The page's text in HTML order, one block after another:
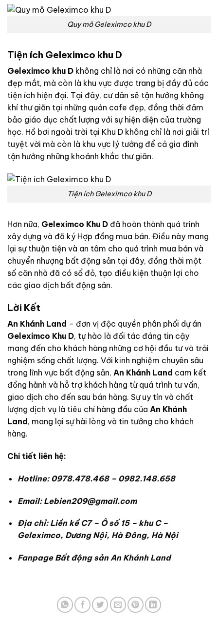
Quy mô Geleximco khu D
Tiện ích Geleximco khu D
Geleximco khu D không chỉ là nơi có những căn nhà
đẹp mắt, mà còn là khu vực được trang bị đầy đủ các
tiện ích hiện đại. Tại đây, cư dân sẽ tận hưởng không
khí thư giãn tại những quán cafe đẹp, đồng thời đảm
bảo giáo dục chất lượng với sự hiện diện của trường
học. Hồ bơi ngoài trời tại Khu D không chỉ là nơi giải trí
tuyệt vời mà còn là khu vực lý tưởng để cả gia đình
tận hưởng những khoảnh khắc thư giãn.
Tiện ích Geleximco khu D
Hơn nữa, Geleximco Khu D đã hoàn thành quá trình
xây dựng và đã ký Hợp đồng mua bán. Điều này mang
lại sự thuận tiện và an tâm cho quá trình mua bán và
chuyển nhượng bất động sản tại đây, đồng thời một
số căn nhà đã có sổ đỏ, tạo điều kiện thuận lợi cho
các giao dịch bất động sản.
Lời Kết
An Khánh Land – đơn vị độc quyền phân phối dự án
Geleximco Khu D, tự hào là đối tác đáng tin cậy
mang đến cho khách hàng những cơ hội đầu tư và trải
nghiệm sống chất lượng. Với kinh nghiệm chuyên sâu
trong lĩnh vực bất động sản, An Khánh Land cam kết
đồng hành và hỗ trợ khách hàng từ quá trình tư vấn,
giao dịch cho đến sau bán hàng. Sự uy tín và chất
lượng dịch vụ là tiêu chí hàng đầu của An Khánh
Land , mang lại sự hài lòng và tin tưởng cho khách
hàng.
Chi tiết liên hệ:
Hotline: 0978.478.468 – 0982.148.658
Email: Lebien209@gmail.com
Địa chỉ: Liền kề C7 – Ô số 15 – khu C –
Geleximco, Dương Nội, Hà Đông, Hà Nội
Fanpage Bất động sản An Khánh Land